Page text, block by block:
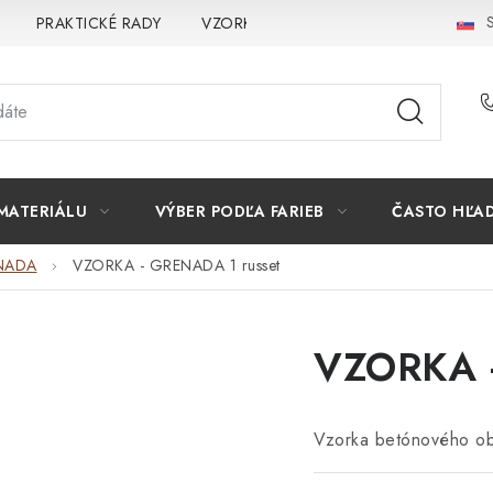
PRAKTICKÉ RADY VZORKA PREČO
VÝBER PODĽA FARIEB ČASTO
VZORKA - GRENADA 1 russet
Vzorka betónového